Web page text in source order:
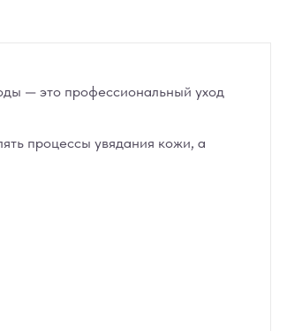
— это профессиональный уход
процессы увядания кожи, а